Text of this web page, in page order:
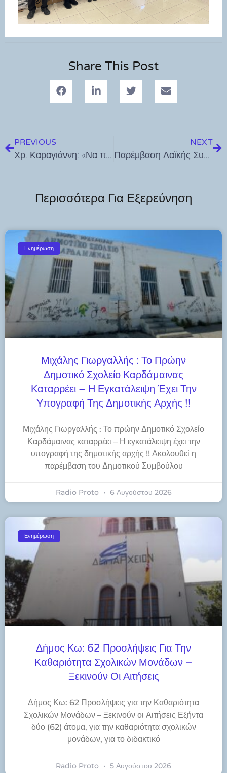
Share This Post
PREVIOUS
Χρ. Καραγιάννη: «Να πάρει θέση η Περιφέρεια για τις καθυστερήσεις στο Μεταφορικόύ Ισοδύναμο και τον εμπαιγμό των νησιωτών»
NEXT
Παρέμβαση Λαϊκής Συσπείρωσης Κω στην τελετή ορκωμοσίας
Περισσότερα Για Εξερεύνηση
Ενημέρωση
Μιχάλης Γιωργαλλής : Το Πρώην
Δημοτικό Σχολείο Καρδάμαινας
Καταρρέει – Η Εγκατάλειψη Έχει Την
Υπογραφή Της Δημοτικής Αρχής !!
Μιχάλης Γιωργαλλής : Το πρώην Δημοτικό Σχολείο
Καρδάμαινας καταρρέει – Η εγκατάλειψη έχει την
υπογραφή της δημοτικής αρχής !! Ακολουθεί η
παρέμβαση του Δημοτικού Συμβούλου
Radio Proto 6 Αυγούστου 2026
Ενημέρωση
Δήμος Κω: 62 Προσλήψεις Για Την
Καθαριότητα Σχολικών Μονάδων –
Ξεκινούν Οι Αιτήσεις
Δήμος Κω: 62 Προσλήψεις για την Καθαριότητα
Σχολικών Μονάδων – Ξεκινούν οι Αιτήσεις Εξήντα
δύο (62) άτομα, για την καθαριότητα σχολικών
μονάδων, για το διδακτικό
Radio Proto 5 Αυγούστου 2026